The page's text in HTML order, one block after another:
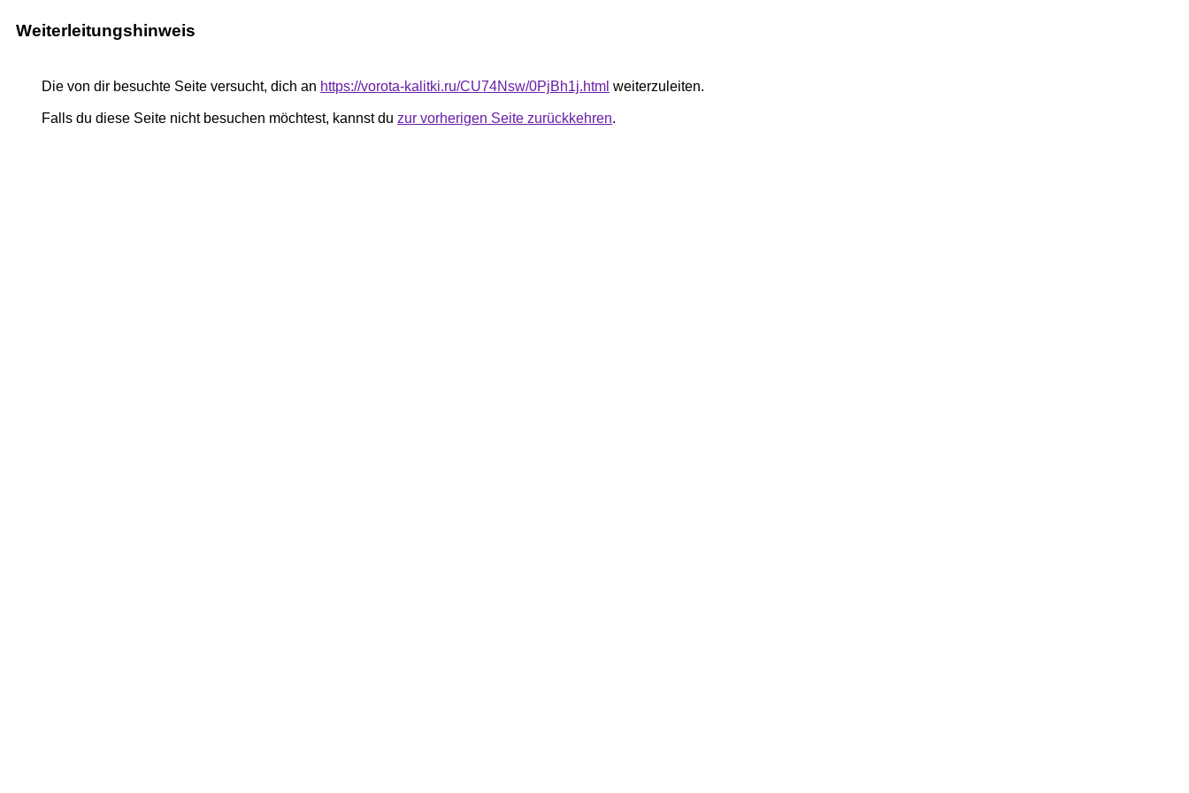
Weiterleitungshinweis
Die von dir besuchte Seite versucht, dich an https://vorota-kalitki.ru/CU74Nsw/0PjBh1j.html weiterzuleiten.
Falls du diese Seite nicht besuchen möchtest, kannst du zur vorherigen Seite zurückkehren.